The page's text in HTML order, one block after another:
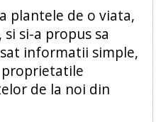
plantele de o viata,
si-a propus sa
informatii simple,
proprietatile
de la noi din